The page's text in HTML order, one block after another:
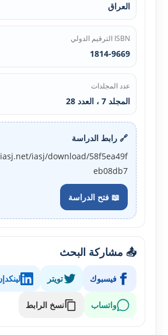
العراق
ISBN الترقيم الدولي
1814-9669
عدد المجلدات
المجلد 7 ، العدد 28
🔗 رابط الدراسة
iasj/download/58f5ea49f
eb08db7
📖 فتح الدراسة
📤 مشاركة البحث
فيسبوك تويتر
واتساب نسخ الرابط